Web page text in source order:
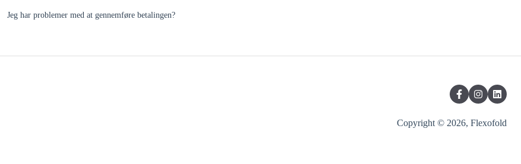
Jeg har problemer med at gennemføre betalingen?
Copyright © 2026, Flexofold